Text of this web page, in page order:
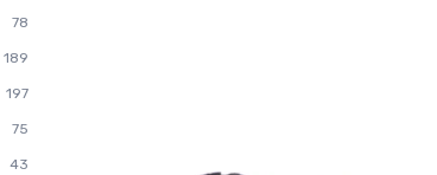
78
189
197
75
43